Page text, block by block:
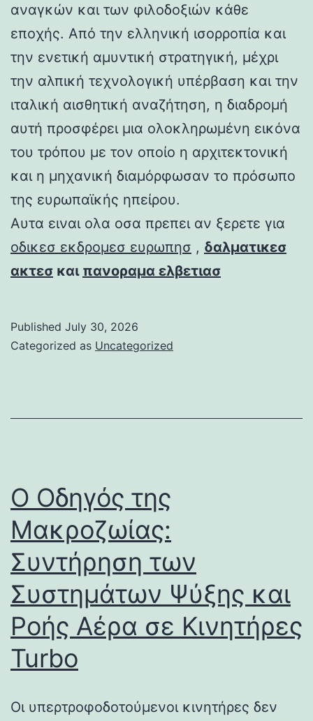
αναγκών και των φιλοδοξιών κάθε
εποχής. Από την ελληνική ισορροπία και
την ενετική αμυντική στρατηγική, μέχρι
την αλπική τεχνολογική υπέρβαση και την
ιταλική αισθητική αναζήτηση, η διαδρομή
αυτή προσφέρει μια ολοκληρωμένη εικόνα
του τρόπου με τον οποίο η αρχιτεκτονική
και η μηχανική διαμόρφωσαν το πρόσωπο
της ευρωπαϊκής ηπείρου.
Αυτα ειναι ολα οσα πρεπει αν ξερετε για
οδικεσ εκδρομεσ ευρωπησ , δαλματικεσ
ακτεσ και πανοραμα ελβετιασ
Published July 30, 2026
Categorized as Uncategorized
Ο Οδηγός της
Μακροζωίας:
Συντήρηση των
Συστημάτων Ψύξης και
Ροής Αέρα σε Κινητήρες
Turbo
Οι υπερτροφοδοτούμενοι κινητήρες δεν